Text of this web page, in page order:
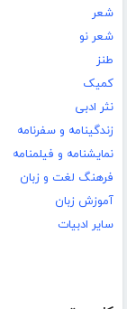
شعر
شعر نو
طنز
کمیک
نثر ادبی
زندگینامه و سفرنامه
نمایشنامه و فیلمنامه
فرهنگ لغت و زبان
آموزش زبان
سایر ادبیات